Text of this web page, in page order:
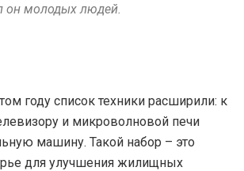
он молодых людей.
году список техники расширили: к
и микроволновой печи
машину. Такой набор – это
для улучшения жилищных